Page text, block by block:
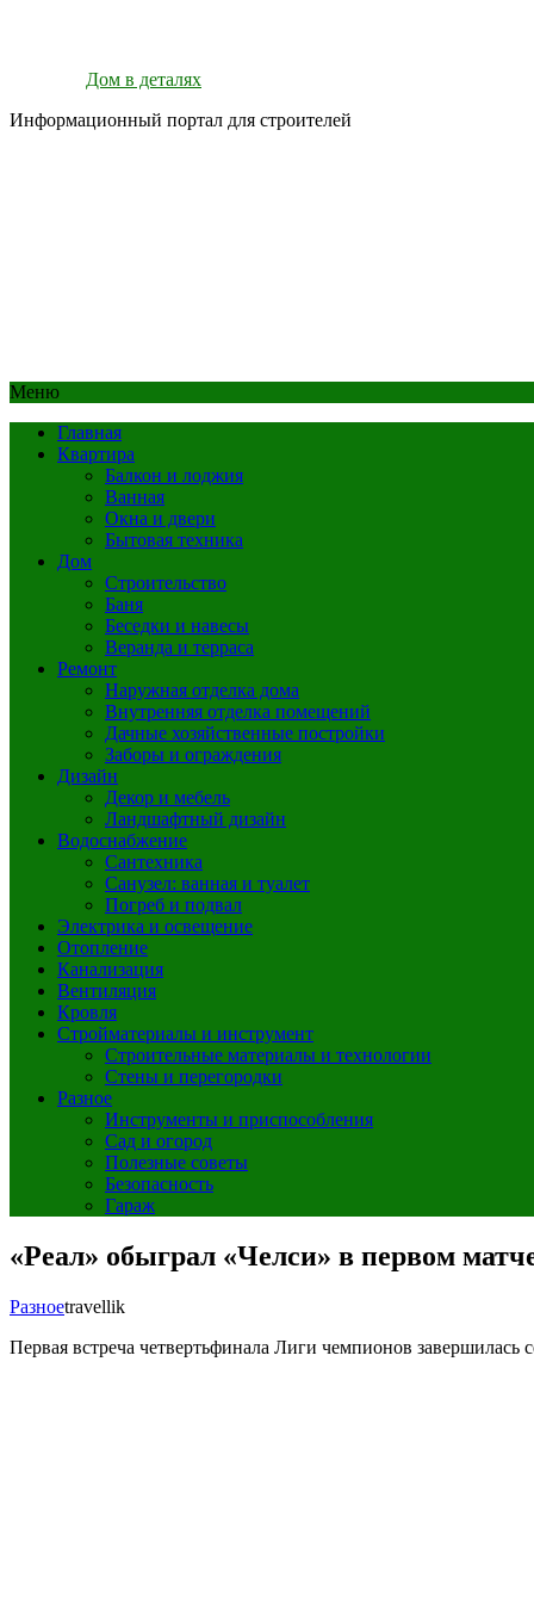
Дом в деталях
Информационный портал для строителей
Меню
Главная
Квартира
Балкон и лоджия
Ванная
Окна и двери
Бытовая техника
Дом
Строительство
Баня
Беседки и навесы
Веранда и терраса
Ремонт
Наружная отделка дома
Внутренняя отделка помещений
Дачные хозяйственные постройки
Заборы и ограждения
Дизайн
Декор и мебель
Ландшафтный дизайн
Водоснабжение
Сантехника
Санузел: ванная и туалет
Погреб и подвал
Электрика и освещение
Отопление
Канализация
Вентиляция
Кровля
Стройматериалы и инструмент
Строительные материалы и технологии
Стены и перегородки
Разное
Инструменты и приспособления
Сад и огород
Полезные советы
Безопасность
Гараж
«Реал» обыграл «Челси» в первом
Разноеtravellik
Первая встреча четвертьфинала Лиги чемпионов